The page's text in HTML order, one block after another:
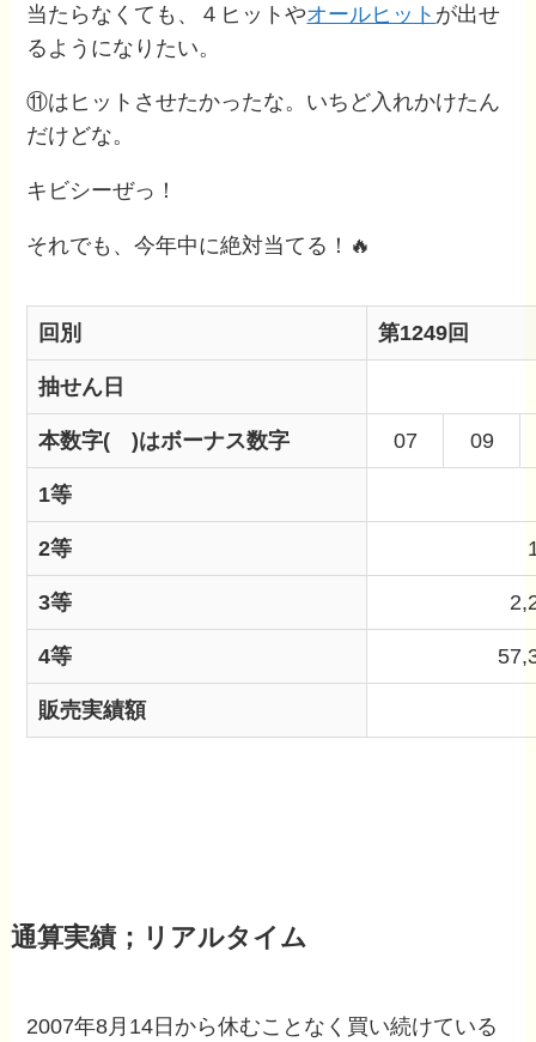
当たらなくても、４ヒットやオールヒット が出せ
るようになりたい。
⑪はヒットさせたかったな。いちど入れかけたん
だけどな。
キビシーぜっ！
それでも、今年中に絶対当てる！🔥
回別 第1249回
抽せん日
本数字( )はボーナス数字 07 09
1等
2等
3等
4等
販売実績額
通算実績；リアルタイム
2007年8月14日から休むことなく買い続けている